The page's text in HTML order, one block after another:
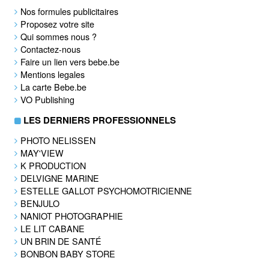
Nos formules publicitaires
Proposez votre site
Qui sommes nous ?
Contactez-nous
Faire un lien vers bebe.be
Mentions legales
La carte Bebe.be
VO Publishing
LES DERNIERS PROFESSIONNELS
PHOTO NELISSEN
MAY'VIEW
K PRODUCTION
DELVIGNE MARINE
ESTELLE GALLOT PSYCHOMOTRICIENNE
BENJULO
NANIOT PHOTOGRAPHIE
LE LIT CABANE
UN BRIN DE SANTÉ
BONBON BABY STORE